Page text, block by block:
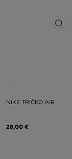
NIKE TRIČKO AIR
28,00 €